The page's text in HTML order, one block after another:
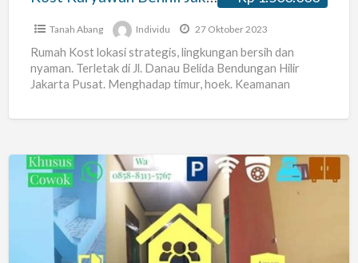
Tanah Abang Individu 27 Oktober 2023
Rumah Kost lokasi strategis, lingkungan bersih dan
nyaman. Terletak di Jl. Danau Belida Bendungan Hilir
Jakarta Pusat. Menghadap timur, hoek. Keamanan
Kosan